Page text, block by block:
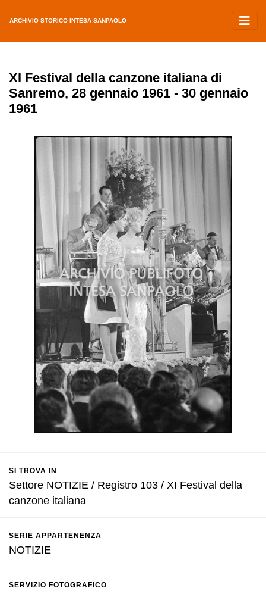
ARCHIVIO STORICO INTESA SANPAOLO
XI Festival della canzone italiana di
Sanremo, 28 gennaio 1961 - 30 gennaio
1961
SI TROVA IN
Settore NOTIZIE / Registro 103 / XI Festival della
canzone italiana
SERIE APPARTENENZA
NOTIZIE
SERVIZIO FOTOGRAFICO